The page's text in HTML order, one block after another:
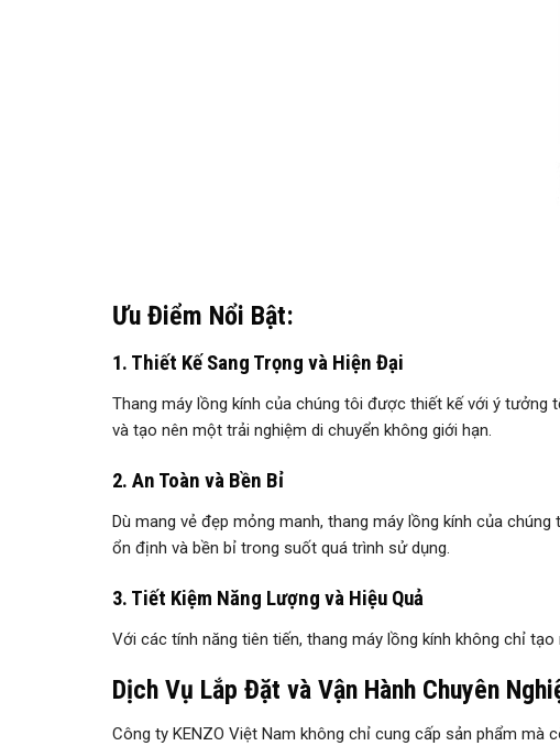
Ưu Điểm Nổi Bật:
1. Thiết Kế Sang Trọng và Hiện Đại
Thang máy lồng kính của chúng tôi được thiết kế với ý tưởng
và tạo nên một trải nghiệm di chuyển không giới hạn.
2. An Toàn và Bền Bỉ
Dù mang vẻ đẹp mỏng manh, thang máy lồng kính của
ổn định và bền bỉ trong suốt quá trình sử dụng.
3. Tiết Kiệm Năng Lượng và Hiệu Quả
Với các tính năng tiên tiến, thang máy lồng kính không chỉ
Dịch Vụ Lắp Đặt và Vận Hành Chuyên
Công ty KENZO Việt Nam không chỉ cung cấp sản phẩm mà